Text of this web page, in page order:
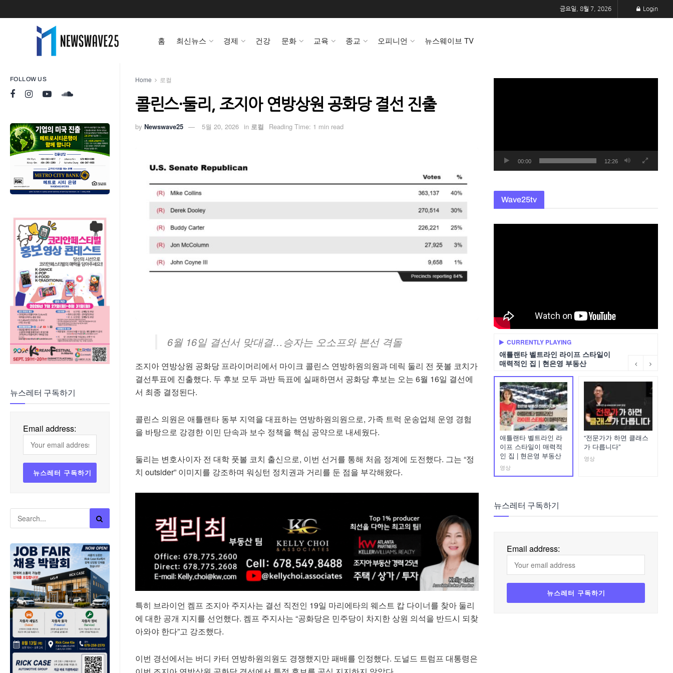
FOLLOW US
뉴스레터 구독하기
Email address:
금요일, 8월 7, 2026 Login
홈 최신뉴스 경제 건강 문화 교육 종교 오피니언 뉴스웨이브 TV
Home 로컬
콜린스·둘리, 조지아 연방상원 공화당 결선 진출
by Newswave25 5월 20, 2026 in 로컬 Reading Time: 1 min read
6월 16일 결선서 맞대결…승자는 오소프와 본선 격돌
조지아 연방상원 공화당 프라이머리에서 마이크 콜린스 연방하원의원과 데릭 둘리 전 풋볼 코치가
결선투표에 진출했다. 두 후보 모두 과반 득표에 실패하면서 공화당 후보는 오는 6월 16일 결선에
서 최종 결정된다.
콜린스 의원은 애틀랜타 동부 지역을 대표하는 연방하원의원으로, 가족 트럭 운송업체 운영 경험
을 바탕으로 강경한 이민 단속과 보수 정책을 핵심 공약으로 내세웠다.
둘리는 변호사이자 전 대학 풋볼 코치 출신으로, 이번 선거를 통해 처음 정계에 도전했다. 그는 “정
치 outsider” 이미지를 강조하며 워싱턴 정치권과 거리를 둔 점을 부각해왔다.
특히 브라이언 켐프 조지아 주지사는 결선 직전인 19일 마리에타의 웨스트 캅 다이너를 찾아 둘리
에 대한 공개 지지를 선언했다. 켐프 주지사는 “공화당은 민주당이 차지한 상원 의석을 반드시 되찾
아와야 한다”고 강조했다.
이번 경선에서는 버디 카터 연방하원의원도 경쟁했지만 패배를 인정했다. 도널드 트럼프 대통령은
00:00 12:26
Wave25tv
CURRENTLY PLAYING
애틀랜타 벨트라인 라이프 스타일이
매력적인 집 | 현은영 부동산
애틀랜타 벨트라인 라
이프 스타일이 매력적
인 집 | 현은영 부동산
영상
“전문가가 하면 클래스
가 다릅니다”
영상
뉴스레터 구독하기
Email address: